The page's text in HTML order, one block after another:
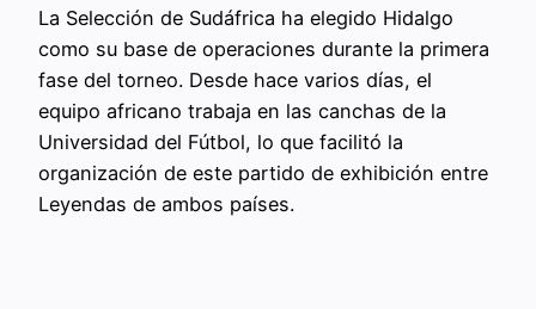
La Selección de Sudáfrica ha elegido Hidalgo
como su base de operaciones durante la primera
fase del torneo. Desde hace varios días, el
equipo africano trabaja en las canchas de la
Universidad del Fútbol, lo que facilitó la
organización de este partido de exhibición entre
Leyendas de ambos países.